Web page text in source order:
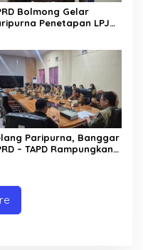
Bolmong Gelar
Penetapan LPJ
Paripurna, Banggar
– TAPD Rampungkan